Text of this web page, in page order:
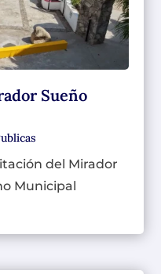
Sueño
del Mirador
Municipal